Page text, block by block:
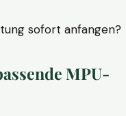
sofort anfangen?
MPU-